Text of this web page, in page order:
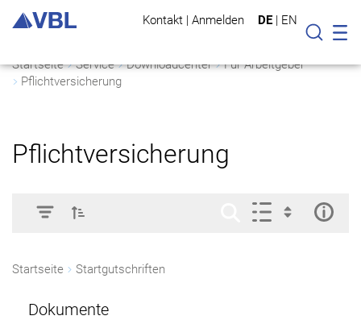
Kontakt | Anmelden DE | EN
Suche
Startseite Service Downloadcenter
Für Arbeitgeber
Pflichtversicherung
Pflichtversicherung
Startseite Startgutschriften
Dokumente